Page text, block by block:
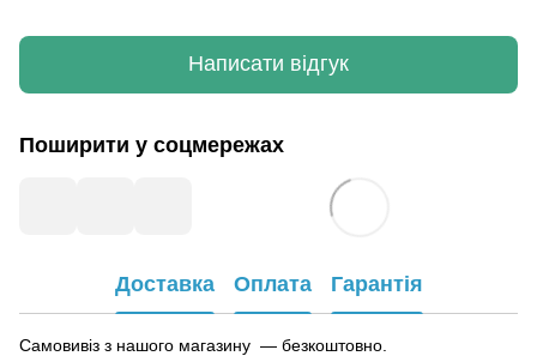
Написати відгук
Поширити у соцмережах
Доставка Оплата Гарантія
Самовивіз з нашого магазину — безкоштовно.